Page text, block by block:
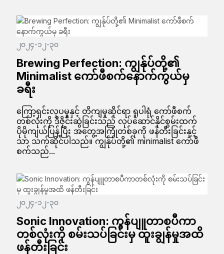
၂၀၂၄-၁၂-၃၀
Brewing Perfection: ကျွန်ုပ်တို့၏
Minimalist ကော်ဖီစက်နောက်ကွယ်မှ
ခရီး
ကြော့ရှင်းလှပမှုနှင့် တိကျမှုဆိုင်ရာ ရူပါရုံ ကော်ဖီစက်
တစ်လုံးကို ဒီဇိုင်းဆွဲခြင်းသည် လုပ်ဆောင်နိုင်စွမ်းထက်
ပိုမိုကျယ်ပြန့်ပြီး အတွေ့အကြုံတစ်ခုကို ဖန်တီးခြင်းနှင့်
သာ သက်ဆိုင်ပါသည်။ ကျွန်ုပ်တို့၏ minimalist ကော်ဖီ
စက်သည်...
၂၀၂၄-၁၂-၃၀
Sonic Innovation: ကွန်ပျူတာစပီကာ
တစ်လုံးကို စမ်းသပ်ခြင်းမှ ထူးချွန်မှုအထိ
ဖန်တီးခြင်း